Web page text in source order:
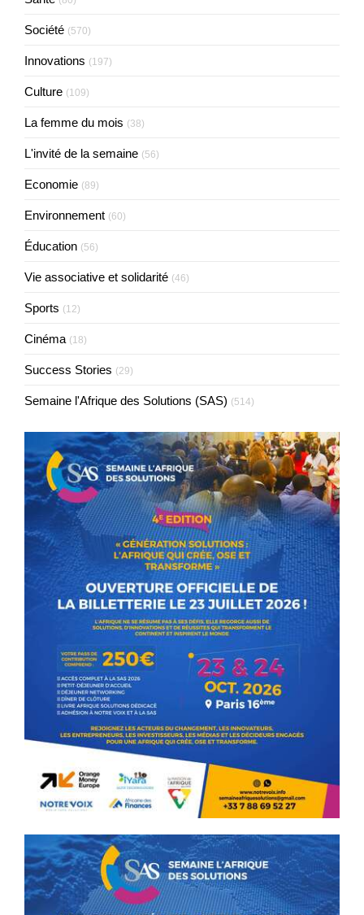
Société (570)
Innovations (197)
Culture (109)
La femme du mois (38)
L'invité de la semaine (56)
Economie (89)
Environnement (60)
Éducation (56)
Vie associative et solidarité (46)
Sports (12)
Cinéma (18)
Success Stories (29)
Semaine l'Afrique des Solutions (SAS) (514)